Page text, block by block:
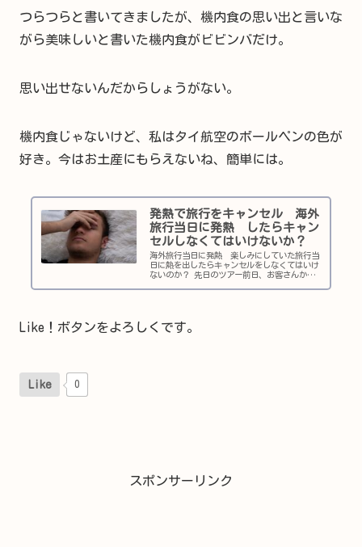
つらつらと書いてきましたが、機内食の思い出と言いな
がら美味しいと書いた機内食がビビンバだけ。
思い出せないんだからしょうがない。
機内食じゃないけど、私はタイ航空のボールペンの色が
好き。今はお土産にもらえないね、簡単には。
発熱で旅行をキャンセル 海外
旅行当日に発熱 したらキャン
セルしなくてはいけないか？
海外旅行当日に発熱 楽しみにしていた旅行当
日に熱を出したらキャンセルをしなくてはいけ
ないのか？ 先日のツアー前日、お客さんから
Like！ボタンをよろしくです。
Like 0
スポンサーリンク